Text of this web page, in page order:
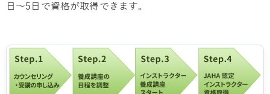
日～5日で資格が取得できます。